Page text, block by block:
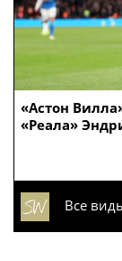
«Астон
«Реала»
Все